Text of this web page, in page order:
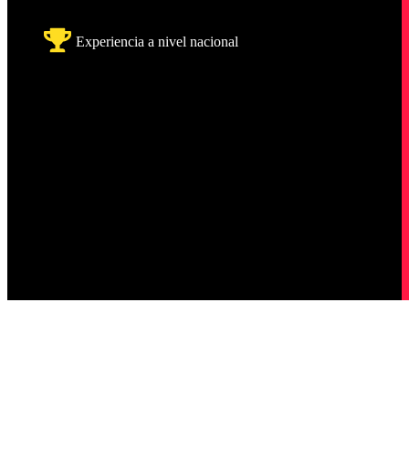
Experiencia a nivel nacional